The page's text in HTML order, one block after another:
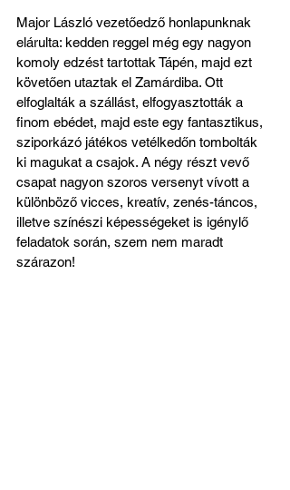
Major László vezetőedző honlapunknak
elárulta: kedden reggel még egy nagyon
komoly edzést tartottak Tápén, majd ezt
követően utaztak el Zamárdiba. Ott
elfoglalták a szállást, elfogyasztották a
finom ebédet, majd este egy fantasztikus,
sziporkázó játékos vetélkedőn tombolták
ki magukat a csajok. A négy részt vevő
csapat nagyon szoros versenyt vívott a
különböző vicces, kreatív, zenés-táncos,
illetve színészi képességeket is igénylő
feladatok során, szem nem maradt
szárazon!